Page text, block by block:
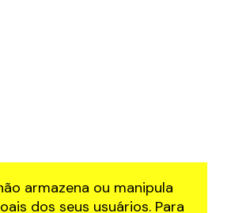
armazena ou manipula
dos seus usuários. Para